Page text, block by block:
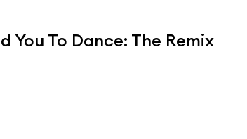
You To Dance: The Remix